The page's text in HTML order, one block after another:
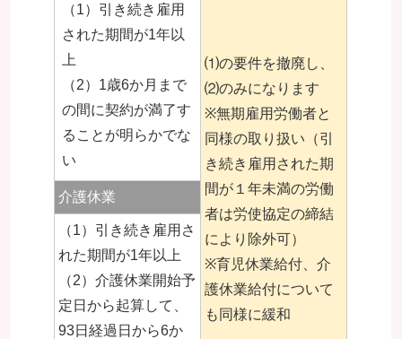
⑴の要件を撤廃し、
⑵のみになります
※無期雇用労働者と
同様の取り扱い（引
き続き雇用された期
間が１年未満の労働
者は労使協定の締結
により除外可）
※育児休業給付、介
護休業給付について
も同様に緩和
（1）引き続き雇用
された期間が1年以
上
（2）1歳6か月まで
の間に契約が満了す
ることが明らかでな
い
介護休業
（1）引き続き雇用さ
れた期間が1年以上
（2）介護休業開始予
定日から起算して、
93日経過日から6か